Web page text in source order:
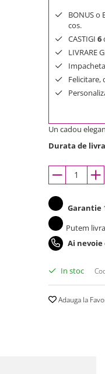
BONUS o
cos.
CASTIGI 6
LIVRARE
Felicitare,
Un cadou
Durata de
Garantie
Putem
Ai
In stoc
Adauga la